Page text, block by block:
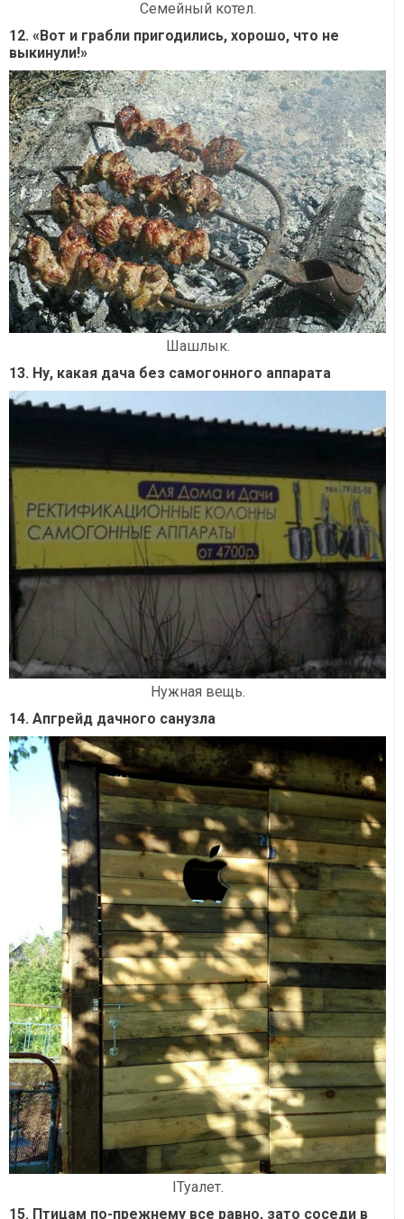
Семейный котел.
12. «Вот и грабли пригодились, хорошо, что не
выкинули!»
Шашлык.
13. Ну, какая дача без самогонного аппарата
Нужная вещь.
14. Апгрейд дачного санузла
IТуалет.
15. Птицам по-прежнему все равно, зато соседи в